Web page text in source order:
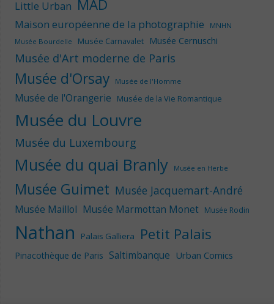
Little Urban MAD
Maison européenne de la photographie
MNHN
Musée Bourdelle
Musée Carnavalet Musée Cernuschi
Musée d'Art moderne de Paris
Musée d'Orsay Musée de l'Homme
Musée de l'Orangerie Musée de la Vie Romantique
Musée du Louvre
Musée du Luxembourg
Musée du quai Branly Musée en Herbe
Musée Guimet Musée Jacquemart-André
Musée Maillol Musée Marmottan Monet Musée Rodin
Nathan Palais Galliera Petit Palais
Pinacothèque de Paris Saltimbanque Urban Comics